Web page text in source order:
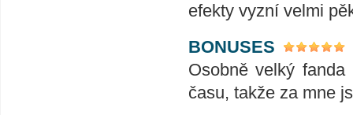
efekty vyzní velmi
BONUSES
Osobně velký
času, takže za mne